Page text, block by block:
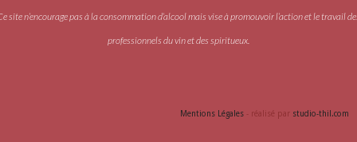
site n’encourage pas à la consommation d’alcool mais vise à promouvoir l’action et le travail
professionnels du vin et des spiritueux.
Mentions Légales - réalisé par studio-thil.com